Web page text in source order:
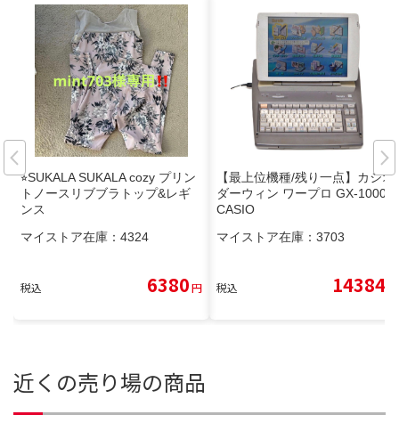
⭐︎SUKALA SUKALA cozy プリン
トノースリブブラトップ&レギ
ンス
マイストア在庫： 4324
税込 6380円
【最上位機種/残り一点】カシオ
ダーウィン ワープロ GX-1000
CASIO
マイストア在庫： 3703
税込 14384
近くの売り場の商品